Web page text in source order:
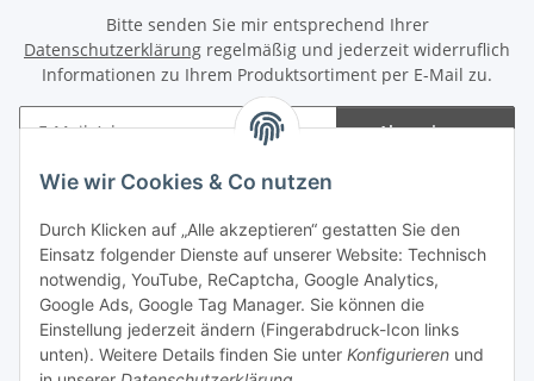
Wie wir Cookies & Co nutzen
Durch Klicken auf „Alle akzeptieren“ gestatten Sie den
Einsatz folgender Dienste auf unserer Website: Technisch
notwendig, YouTube, ReCaptcha, Google Analytics,
Google Ads, Google Tag Manager. Sie können die
Einstellung jederzeit ändern (Fingerabdruck-Icon links
unten). Weitere Details finden Sie unter Konfigurieren und
Bitte senden Sie mir entsprechend Ihrer
Datenschutzerklärung regelmäßig und jederzeit widerruflich
Informationen zu Ihrem Produktsortiment per E-Mail zu.
Abonnieren
Newsletter Abonnieren
Informationen
Gesetzliche Informationen
Spieletreffs in Jülich & Umgebung